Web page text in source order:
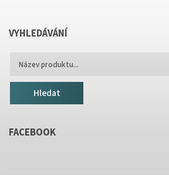
VYHLEDÁVÁNÍ
Hledat
FACEBOOK